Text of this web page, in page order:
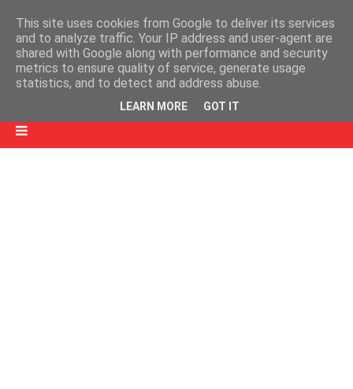
This site uses cookies from Google to deliver its services
and to analyze traffic. Your IP address and user-agent are
shared with Google along with performance and security
metrics to ensure quality of service, generate usage
statistics, and to detect and address abuse.
LEARN MORE GOT IT